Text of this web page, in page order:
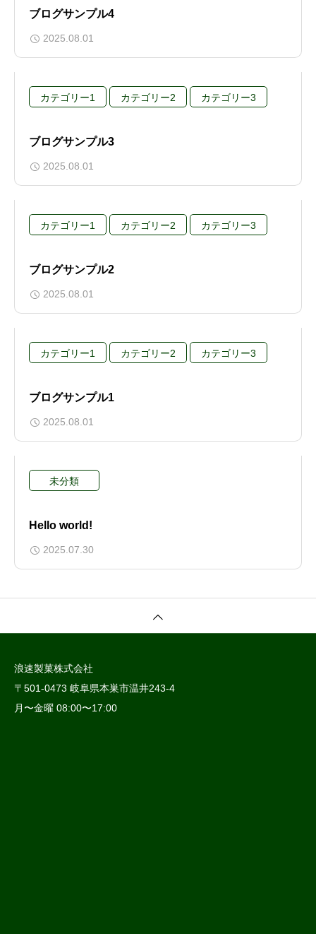
ブログサンプル4
2025.08.01
カテゴリー1 カテゴリー2 カテゴリー3
ブログサンプル3
2025.08.01
カテゴリー1 カテゴリー2 カテゴリー3
ブログサンプル2
2025.08.01
カテゴリー1 カテゴリー2 カテゴリー3
ブログサンプル1
2025.08.01
未分類
Hello world!
2025.07.30
浪速製菓株式会社
〒501-0473 岐阜県本巣市温井243-4
月〜金曜 08:00〜17:00